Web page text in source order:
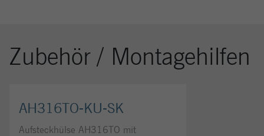
Zubehör / Montagehilfen
AH316TO-KU-SK
Aufsteckhülse AH316TO mit